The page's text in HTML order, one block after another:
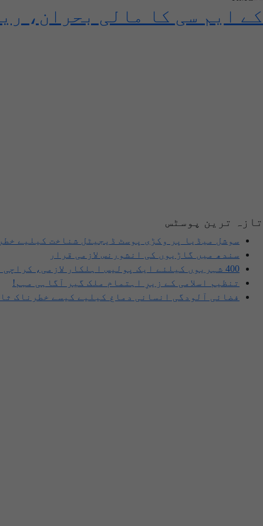
کے ایم سی کا مالی بحران، ریٹائرڈ
تازہ ترین پوسٹس
سوشل میڈیا پر وکڑی پوسٹ ڈیجیٹل شناخت کیلیے
سندھ میں گاڑیوں کی انشورنس لازمی قرار
400 شہریوں کیلئے ایک پولیس اہلکار لازمی، کراچی میں صورتحال کیا ہے؟
تنظیم اسلامی کے زیرِ اہتمام ملک گیر آگاہی مہم!
فضائی آلودگی انسانی دماغ کیلیے کیسے خطرناک